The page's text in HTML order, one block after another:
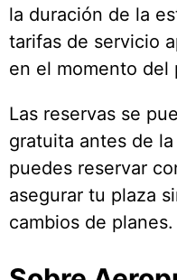
la duración de la
tarifas de servicio
en el momento del
Las reservas se
gratuita antes de
puedes reservar
asegurar tu plaza
cambios de planes.